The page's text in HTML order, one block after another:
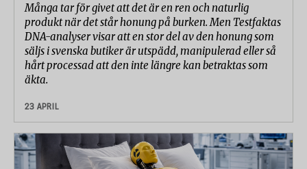
Många tar för givet att det är en ren och naturlig
produkt när det står honung på burken. Men Testfaktas
DNA-analyser visar att en stor del av den honung som
säljs i svenska butiker är utspädd, manipulerad eller så
hårt processad att den inte längre kan betraktas som
äkta.
23 APRIL